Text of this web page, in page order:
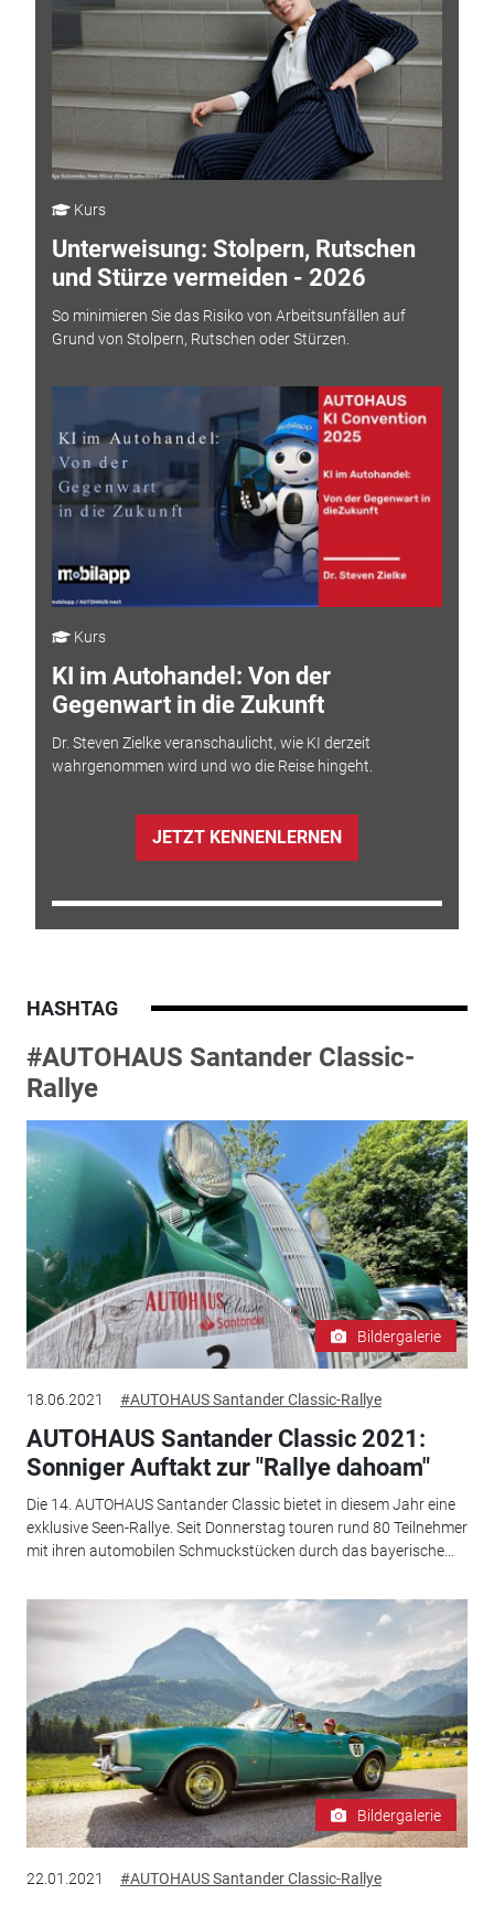
Kurs
Unterweisung: Stolpern, Rutschen
und Stürze vermeiden - 2026
So minimieren Sie das Risiko von Arbeitsunfällen auf
Grund von Stolpern, Rutschen oder Stürzen.
Kurs
KI im Autohandel: Von der
Gegenwart in die Zukunft
Dr. Steven Zielke veranschaulicht, wie KI derzeit
wahrgenommen wird und wo die Reise hingeht.
JETZT KENNENLERNEN
HASHTAG
#AUTOHAUS Santander Classic-
Rallye
Bildergalerie
18.06.2021 #AUTOHAUS Santander Classic-Rallye
AUTOHAUS Santander Classic 2021:
Sonniger Auftakt zur "Rallye dahoam"
Die 14. AUTOHAUS Santander Classic bietet in diesem Jahr eine
exklusive Seen-Rallye. Seit Donnerstag touren rund 80 Teilnehmer
mit ihren automobilen Schmuckstücken durch das bayerische...
Bildergalerie
22.01.2021 #AUTOHAUS Santander Classic-Rallye